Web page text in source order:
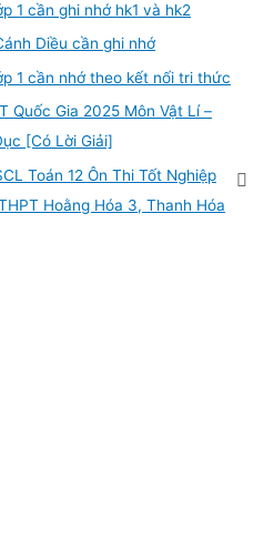
1 cần ghi nhớ hk1 và hk2
Diều cần ghi nhớ
1 cần nhớ theo kết nối tri thức
Quốc Gia 2025 Môn Vật Lí –
[Có Lời Giải]
Toán 12 Ôn Thi Tốt Nghiệp
Hoằng Hóa 3, Thanh Hóa